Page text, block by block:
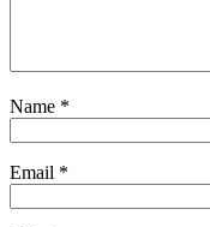
Name *
Email *